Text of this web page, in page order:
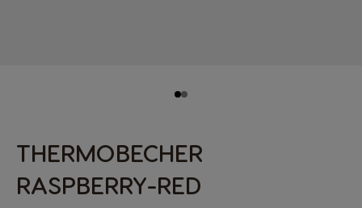
THERMOBECHER
RASPBERRY-RED